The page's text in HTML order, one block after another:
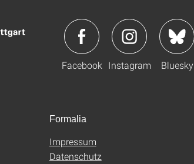
Facebook Instagram Bluesky
Formalia
Impressum
Datenschutz